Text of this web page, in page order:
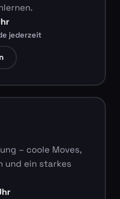
jederzeit
– coole Moves,
und ein starkes